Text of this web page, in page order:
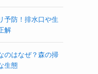
予防！排水口や生
解
のはなぜ？森の掃
生態